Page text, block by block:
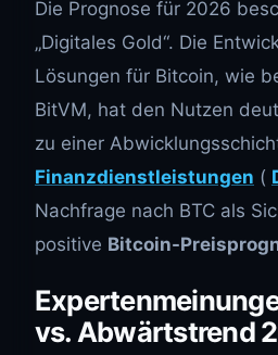
Die Prognose für 2026
„Digitales Gold“. Die
Lösungen für Bitcoin, wie
BitVM, hat den Nutzen
zu einer
Finanzdienstleistungen (
Nachfrage nach BTC als
positive Bitcoin-
vs. Abwärtstrend